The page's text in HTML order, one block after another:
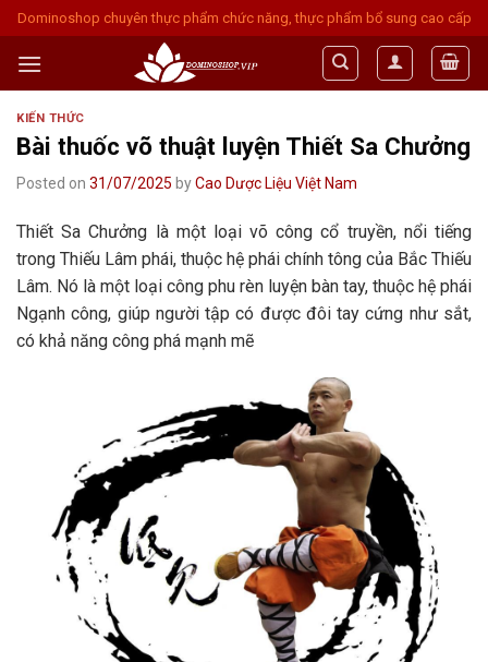
Skip
to
content
Dominoshop chuyên thực phẩm chức năng, thực phẩm bổ sung cao cấp
KIẾN THỨC
Bài thuốc võ thuật luyện Thiết Sa Chưởng
Posted on 31/07/2025 byCao Dược Liệu Việt Nam
Thiết Sa Chưởng là một loại võ công cổ truyền, nổi tiếng
trong Thiếu Lâm phái, thuộc hệ phái chính tông của Bắc Thiếu
Lâm. Nó là một loại công phu rèn luyện bàn tay, thuộc hệ phái
Ngạnh công, giúp người tập có được đôi tay cứng như sắt,
có khả năng công phá mạnh mẽ